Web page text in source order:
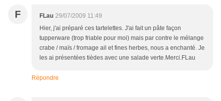
F FLau 29/07/2009 11:49
Hier, j'ai préparé ces tartelettes. J'ai fait un pâte façon
tupperware (trop friable pour moi) mais par contre le mélange
crabe / maïs / fromage ail et fines herbes, nous a enchanté. Je
les ai présentées tièdes avec une salade verte.Merci.FLau
Répondre